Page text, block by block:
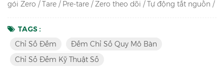
gói Zero / Tare / Pre-tare / Zero theo dõi / Tự động tắt nguồn /
mẫu / Kiểm tra số lượng Lên đến độ phân giải cao trong 1 /
30.000 Màn hình LCD sáng với đèn nền màu xanh lá cây Vỏ
tương tự 350 ohm Công suất, độ phân giải và thông ...
TAGS :
Chỉ Số Đếm
Đếm Chỉ Số Quy Mô Bàn
Chỉ Số Đếm Kỹ Thuật Số